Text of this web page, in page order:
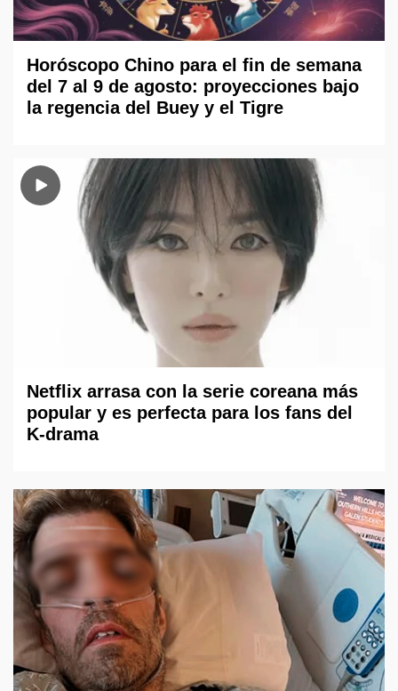
Horóscopo Chino para el fin de semana
del 7 al 9 de agosto: proyecciones bajo
la regencia del Buey y el Tigre
Netflix arrasa con la serie coreana más
popular y es perfecta para los fans del
K-drama